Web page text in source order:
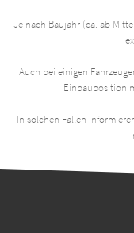
Je nach Baujahr (ca. ab
Auch bei einigen
Einbauposition
In solchen Fällen